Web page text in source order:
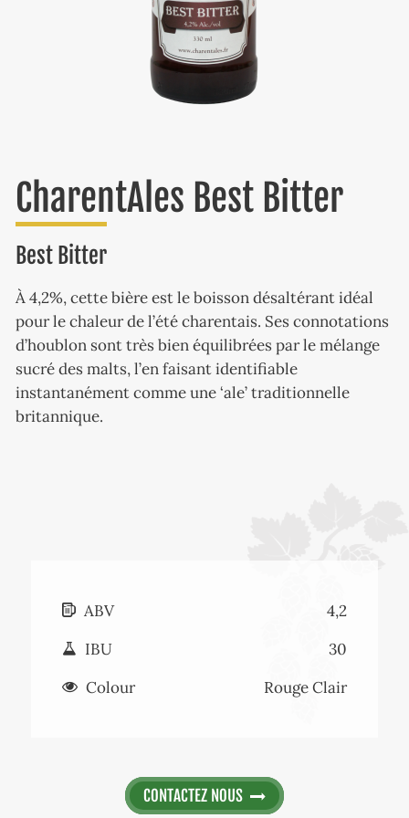
CharentAles Best Bitter
Best Bitter
À 4,2%, cette bière est le boisson désaltérant idéal
pour le chaleur de l’été charentais. Ses connotations
d’houblon sont très bien équilibrées par le mélange
sucré des malts, l’en faisant identifiable
instantanément comme une ‘ale’ traditionnelle
britannique.
ABV
4,2
IBU
30
Colour
Rouge Clair
CONTACTEZ NOUS